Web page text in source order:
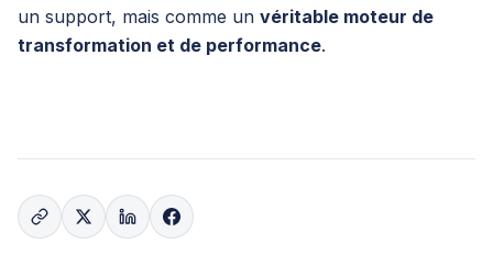
un support, mais comme un véritable moteur de
transformation et de performance.